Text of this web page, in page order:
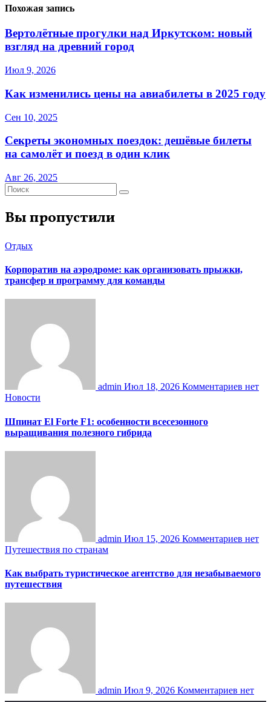
Похожая запись
Вертолётные прогулки над Иркутском: новый
взгляд на древний город
Июл 9, 2026
Как изменились цены на авиабилеты в 2025 году
Сен 10, 2025
Секреты экономных поездок: дешёвые билеты
на самолёт и поезд в один клик
Авг 26, 2025
Вы пропустили
Отдых
Корпоратив на аэродроме: как организовать прыжки,
трансфер и программу для команды
admin Июл 18, 2026 Комментариев нет
Новости
Шпинат El Forte F1: особенности всесезонного
выращивания полезного гибрида
admin Июл 15, 2026 Комментариев нет
Путешествия по странам
Как выбрать туристическое агентство для незабываемого
путешествия
admin Июл 9, 2026 Комментариев нет